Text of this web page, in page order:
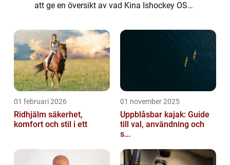
att ge en översikt av vad Kina Ishockey OS
kvantitativa mätningar, skillnader mella...
01 februari 2026
Ridhjälm säkerhet,
komfort och stil i ett
01 november 2025
Uppblåsbar kajak: Guide
till val, användning och
s...